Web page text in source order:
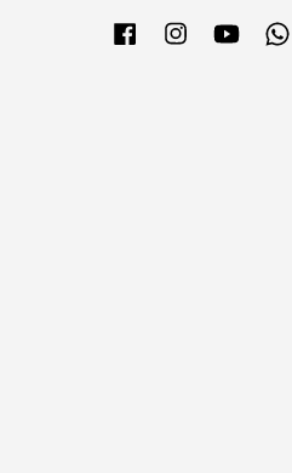
Facebook InstagramYouTube